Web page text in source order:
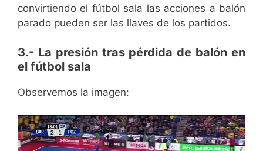
convirtiendo el fútbol sala las acciones a balón
parado pueden ser las llaves de los partidos.
3.- La presión tras pérdida de balón en
el fútbol sala
Observemos la imagen: